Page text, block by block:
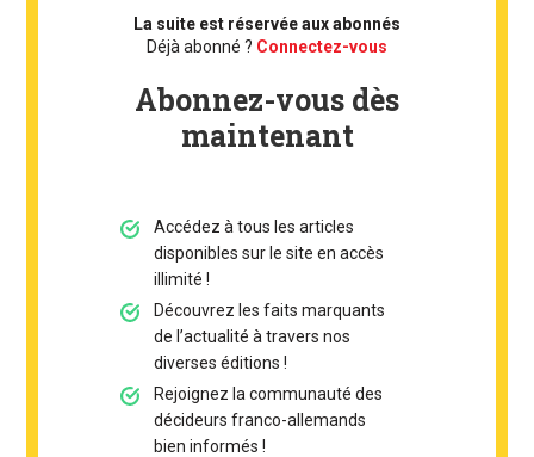
La suite est réservée aux abonnés
Déjà abonné ? Connectez-vous
Abonnez-vous dès
maintenant
Accédez à tous les articles
disponibles sur le site en accès
illimité !
Découvrez les faits marquants
de l’actualité à travers nos
diverses éditions !
Rejoignez la communauté des
décideurs franco-allemands
bien informés !